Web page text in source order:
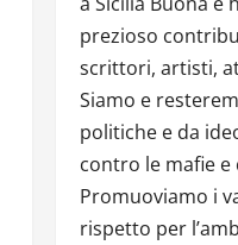
prezioso
scrittori, artisti,
Siamo e
politiche e da
contro le mafie
Promuoviamo i
rispetto per